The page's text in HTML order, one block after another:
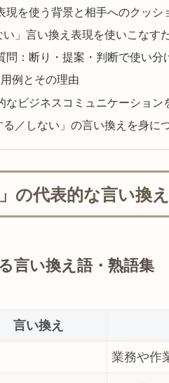
現を使う背景と相手へのクッシ
い」言い換え表現を使いこなす
問：断り・提案・判断で使い分
例とその理由
なビジネスコミュニケーション
る／しない」の言い換えを身に
の代表的な言い換
言い換え語・熟語集
言い換え
業務や作